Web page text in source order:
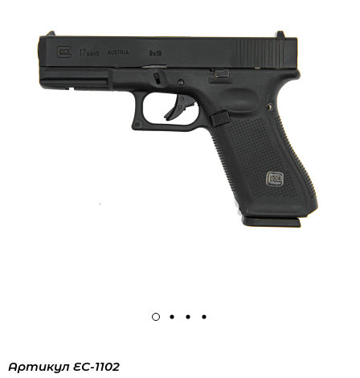
Артикул ЕС-1102